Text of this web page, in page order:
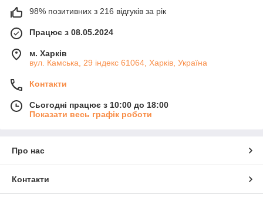
98% позитивних з 216 відгуків за рік
Працює з 08.05.2024
м. Харків
вул. Камська, 29 індекс 61064, Харків, Україна
Контакти
Сьогодні працює з 10:00 до 18:00
Показати весь графік роботи
Про нас
Контакти